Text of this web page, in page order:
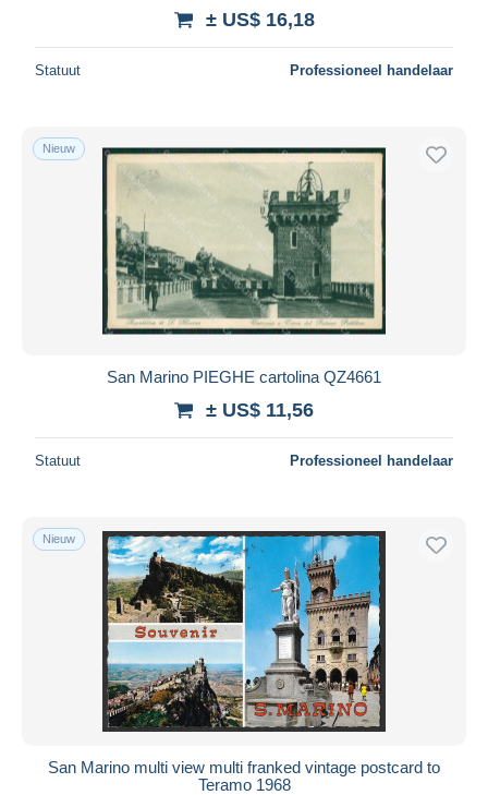
± US$ 16,18
Statuut Professioneel handelaar
Nieuw
San Marino PIEGHE cartolina QZ4661
± US$ 11,56
Statuut Professioneel handelaar
Nieuw
San Marino multi view multi franked vintage postcard to
Teramo 1968